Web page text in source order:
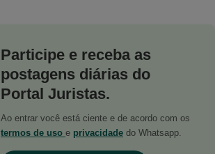
Participe e receba as
postagens diárias do
Portal Juristas.
Ao entrar você está ciente e de acordo com os
termos de uso e privacidade do Whatsapp.